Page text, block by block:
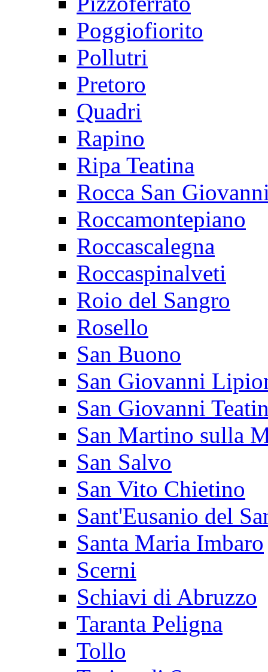
Poggiofiorito
Pollutri
Pretoro
Quadri
Rapino
Ripa Teatina
Rocca San
Roccamontepiano
Roccascalegna
Roccaspinalveti
Roio del Sangro
Rosello
San Buono
San Giovanni
San Giovanni
San Martino sulla
San Salvo
San Vito Chietino
Sant'Eusanio del
Santa Maria Imbaro
Scerni
Schiavi di Abruzzo
Taranta Peligna
Tollo